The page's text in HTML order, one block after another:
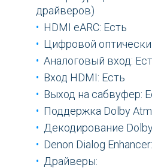
драйверов)
HDMI eARC: Есть
Цифровой
Аналоговый вход:
Вход HDMI: Есть
Выход на сабвуфер:
Поддержка Dolby
Декодирование
Denon Dialog
Драйверы: